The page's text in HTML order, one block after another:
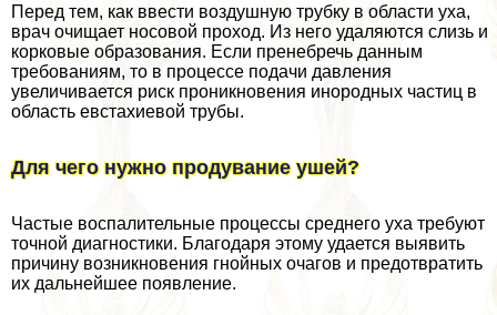
Перед тем, как ввести воздушную трубку в области уха,
врач очищает носовой проход. Из него удаляются слизь и
корковые образования. Если пренебречь данным
требованиям, то в процессе подачи давления
увеличивается риск проникновения инородных частиц в
область евстахиевой трубы.
Для чего нужно продувание ушей?
Частые воспалительные процессы среднего уха требуют
точной диагностики. Благодаря этому удается выявить
причину возникновения гнойных очагов и предотвратить
их дальнейшее появление.